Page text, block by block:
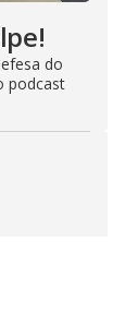
do
podcast